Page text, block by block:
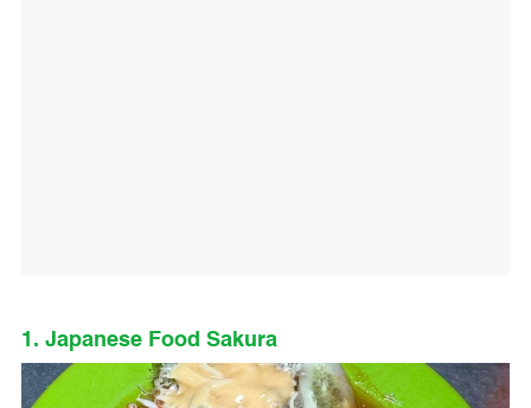
1. Japanese Food Sakura